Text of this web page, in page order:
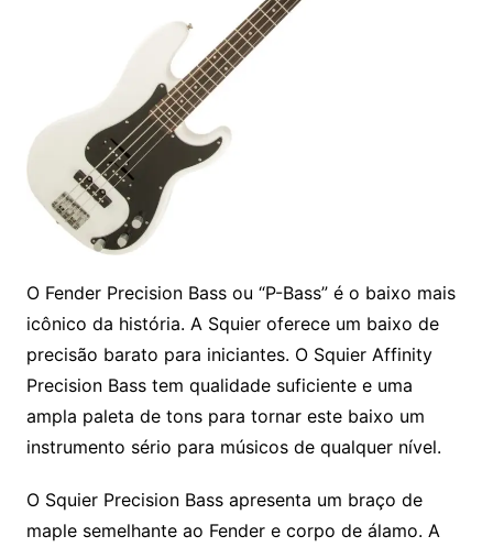
O Fender Precision Bass ou “P-Bass” é o baixo mais
icônico da história. A Squier oferece um baixo de
precisão barato para iniciantes. O Squier Affinity
Precision Bass tem qualidade suficiente e uma
ampla paleta de tons para tornar este baixo um
instrumento sério para músicos de qualquer nível.
O Squier Precision Bass apresenta um braço de
maple semelhante ao Fender e corpo de álamo. A